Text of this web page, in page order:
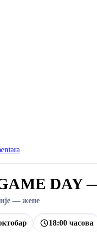
GAME
— жене
18:00 часова